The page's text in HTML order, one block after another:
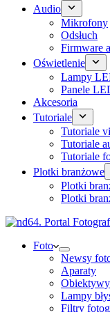
Audio
Mikrofony
Odsłuch
Firmware
Oświetlenie
Lampy
Panele
Akcesoria
Tutoriale
Tutoriale
Tutoriale
Tutoriale
Plotki branżowe
Plotki
Plotki
Foto
Newsy
Aparaty
Lampy
Filtry